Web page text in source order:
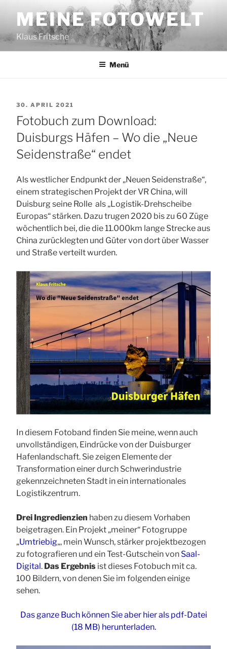
Inhalt
springenMEINE FOTOWELT
Klaus Fritsche
Menü
VERÖFFENTLICHT
AM
30. APRIL 2021
Fotobuch zum Download:
Duisburgs Häfen – Wo die „Neue
Seidenstraße“ endet
Als westlicher Endpunkt der „Neuen Seidenstraße“,
einem strategischen Projekt der VR China, will
Duisburg seine Rolle als „Logistik-Drehscheibe
Europas“ stärken. Dazu trugen 2020 bis zu 60 Züge
wöchentlich bei, die die 11.000km lange Strecke aus
China zurücklegten und Güter von dort über Wasser
und Straße verteilt wurden.
In diesem Fotoband finden Sie meine, wenn auch
unvollständigen, Eindrücke von der Duisburger
Hafenlandschaft. Sie zeigen Elemente der
Transformation einer durch Schwerindustrie
gekennzeichneten Stadt in ein internationales
Logistikzentrum.
Drei Ingredienzien haben zu diesem Vorhaben
beigetragen. Ein Projekt „meiner“ Fotogruppe
„Umtriebig„, mein Wunsch, stärker projektbezogen
zu fotografieren und ein Test-Gutschein von Saal-
Digital. Das Ergebnis ist dieses Fotobuch mit ca.
100 Bildern, von denen Sie im folgenden einige
sehen.
Das ganze Buch können Sie aber hier als pdf-Datei
(18 MB) herunterladen.